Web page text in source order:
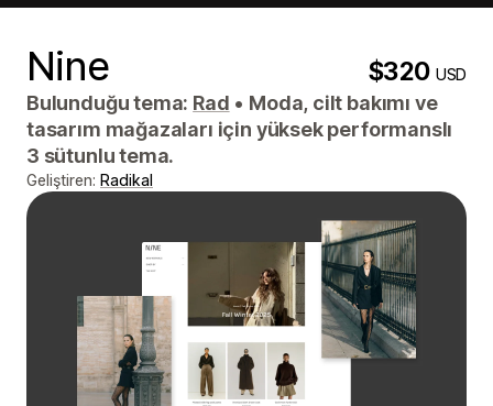
Nine $320USD
Bulunduğu tema: Rad • Moda, cilt bakımı ve
tasarım mağazaları için yüksek performanslı
3 sütunlu tema.
Geliştiren: Radikal